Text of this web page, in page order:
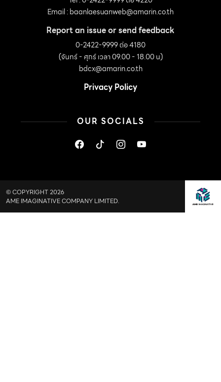
Email :baanlaesuanweb@amarin.co.th
Report an issue or send feedback
0-2422-9999 ต่อ 4180
(จันทร์ - ศุกร์ เวลา 09.00 - 18.00 น)
bdcx@amarin.co.th
Privacy Policy
OUR SOCIALS
© COPYRIGHT 2026
AME IMAGINATIVE COMPANY LIMITED.